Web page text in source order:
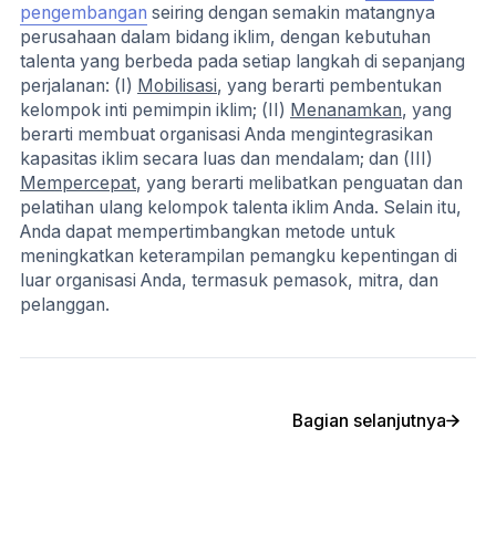
pengembangan seiring dengan semakin matangnya
perusahaan dalam bidang iklim, dengan kebutuhan
talenta yang berbeda pada setiap langkah di sepanjang
perjalanan: (I) Mobilisasi, yang berarti pembentukan
kelompok inti pemimpin iklim; (II) Menanamkan, yang
berarti membuat organisasi Anda mengintegrasikan
kapasitas iklim secara luas dan mendalam; dan (III)
Mempercepat, yang berarti melibatkan penguatan dan
pelatihan ulang kelompok talenta iklim Anda. Selain itu,
Anda dapat mempertimbangkan metode untuk
meningkatkan keterampilan pemangku kepentingan di
luar organisasi Anda, termasuk pemasok, mitra, dan
pelanggan.
Bagian selanjutnya